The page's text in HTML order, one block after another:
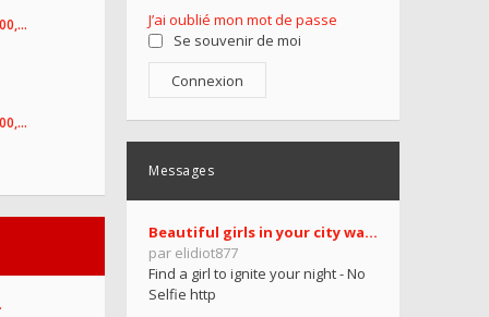
J’ai oublié mon mot de passe
Se souvenir de moi
Messages
Beautiful girls in your city want you
par elidiot877
Find a girl to ignite your night - No
Selfie http